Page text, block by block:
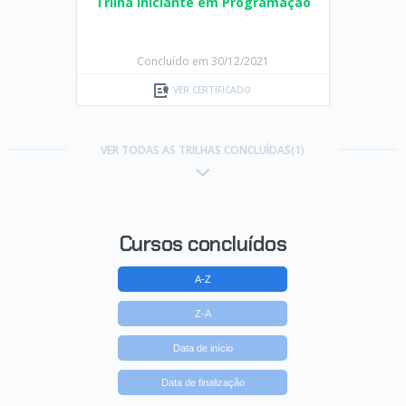
Concluído em 30/12/2021
VER CERTIFICADO
VER TODAS AS TRILHAS CONCLUÍDAS(1)
Cursos concluídos
A-Z
Z-A
Data de início
Data de finalização